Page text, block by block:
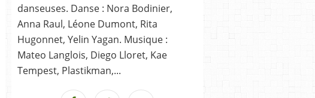
danseuses. Danse : Nora Bodinier,
Anna Raul, Léone Dumont, Rita
Hugonnet, Yelin Yagan. Musique :
Mateo Langlois, Diego Lloret, Kae
Tempest, Plastikman,...